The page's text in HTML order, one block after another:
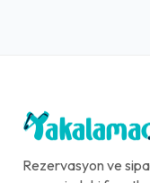
Rezervasyon ve